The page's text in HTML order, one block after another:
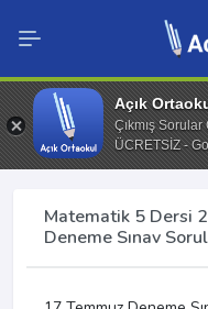
Açık
Çıkmış Sorular
ÜCRETSİZ -
Matematik 5 Dersi
Deneme Sınav